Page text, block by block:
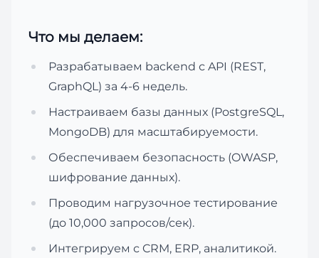
Что мы делаем:
Разрабатываем backend с API (REST,
GraphQL) за 4-6 недель.
Настраиваем базы данных (PostgreSQL,
MongoDB) для масштабируемости.
Обеспечиваем безопасность (OWASP,
шифрование данных).
Проводим нагрузочное тестирование
(до 10,000 запросов/сек).
Интегрируем с CRM, ERP, аналитикой.